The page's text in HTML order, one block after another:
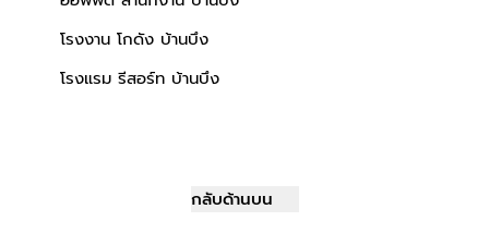
โรงงาน โกดัง บ้านบึง
โรงแรม รีสอร์ท บ้านบึง
กลับด้านบน